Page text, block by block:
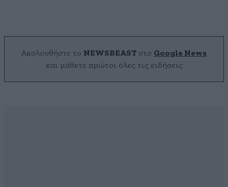
Ακολουθήστε το NEWSBEAST στο Google News
και μάθετε πρώτοι όλες τις ειδήσεις